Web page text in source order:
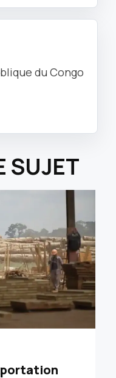
du Congo
SUJET